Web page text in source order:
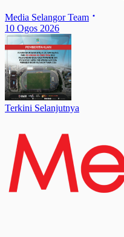
Media Selangor Team
10 Ogos 2026
Terkini Selanjutnya